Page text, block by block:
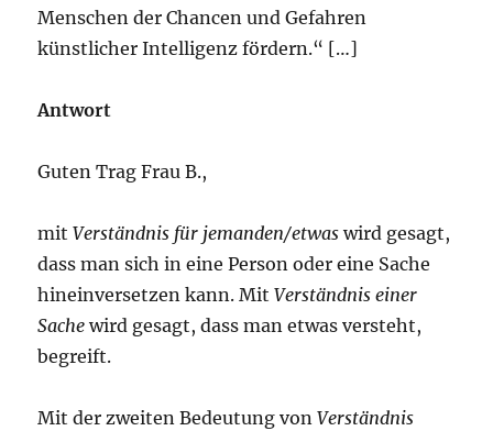
Menschen der Chancen und Gefahren
künstlicher Intelligenz fördern.“ […]
Antwort
Guten Trag Frau B.,
mitVerständnis für jemanden/etwas wird gesagt,
dass man sich in eine Person oder eine Sache
hineinversetzen kann. MitVerständnis einer
Sache wird gesagt, dass man etwas versteht,
begreift.
Mit der zweiten Bedeutung vonVerständnis